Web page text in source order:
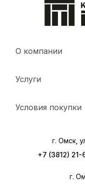
О компании
Услуги
Условия покупки
г. Омск,
+7 (3812)
г.